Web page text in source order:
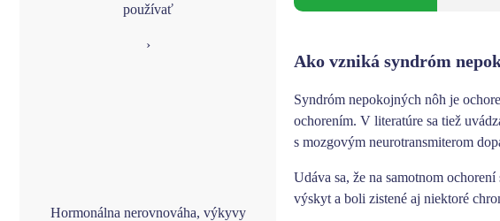
Ako vzniká syndróm
Syndróm nepokojných nôh je
ochorením. V literatúre sa tiež
s mozgovým neurotransmiterom
Udáva sa, že na samotnom
výskyt a boli zistené aj niektoré
používať
›
Hormonálna nerovnováha, výkyvy